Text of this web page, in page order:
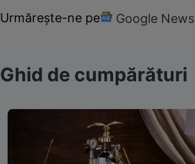
Urmărește-ne pe Google News
Ghid de cumpărături